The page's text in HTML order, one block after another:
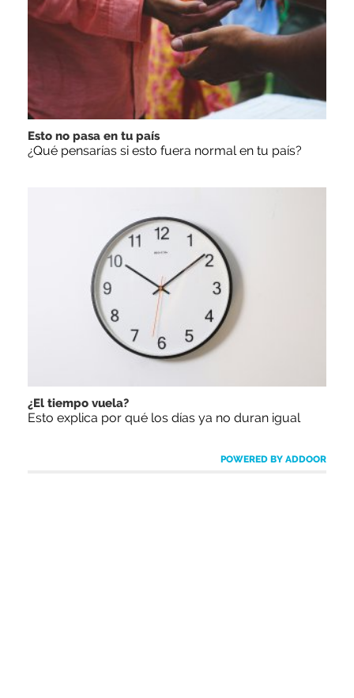
Esto no pasa en tu país
¿Qué pensarías si esto fuera normal en tu país?
¿El tiempo vuela?
Esto explica por qué los días ya no duran igual
POWERED BY ADDOOR